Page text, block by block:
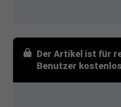
Der Artikel ist für
Benutzer